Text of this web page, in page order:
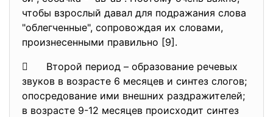
чтобы взрослый давал для подражания слова
"облегченные", сопровождая их словами,
произнесенными правильно [9].
 Второй период – образование речевых
звуков в возрасте 6 месяцев и синтез слогов;
опосредование ими внешних раздражителей;
в возрасте 9-12 месяцев происходит синтез